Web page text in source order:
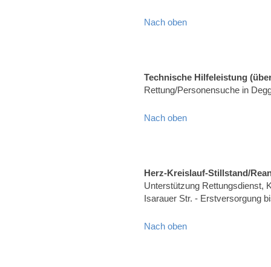
Nach oben
Technische Hilfeleistung
Rettung/Personensuche in
Nach oben
Herz-Kreislauf-Stillstand/
Unterstützung Rettungsdienst,
Isarauer Str. - Erstversorgung
Nach oben